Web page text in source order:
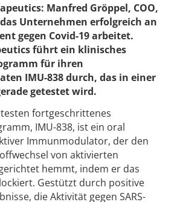
Manfred Gröppel, COO,
Unternehmen erfolgreich an
gegen Covid-19 arbeitet.
führt ein klinisches
für ihren
IMU-838 durch, das in einer
getestet wird.
fortgeschrittenes
IMU-838, ist ein oral
Immunmodulator, der den
von aktivierten
hemmt, indem er das
Gestützt durch positive
die Aktivität gegen SARS-